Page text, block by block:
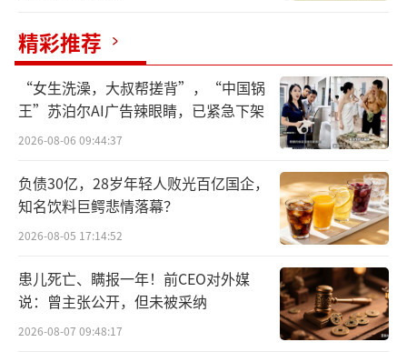
司正在筹划的重大资产重组。通过本次交易，
公司的主业，将从当前的医药切换至具有更强
科技属性、更有成长潜力的芯片赛道。
8月27日盘后，公司披露相关公告，筹划重
大资产重组并停牌。但奇怪的是，27日当天，
双成药业的股票就突然来了一波大行情，收盘
大涨9.21%。
而将时间线进一步拉长，多年业绩不佳的
双成药业，却在一段时间，表现出了远优于大
盘和行业整体的势头。
精彩推荐
“女生洗澡，大叔帮搓背”，“中国锅
王”苏泊尔AI广告辣眼睛，已紧急下架
2026-08-06 09:44:37
负债30亿，28岁年轻人败光百亿国企，
知名饮料巨鳄悲情落幕？
2026-08-05 17:14:52
患儿死亡、瞒报一年！前CEO对外媒
说：曾主张公开，但未被采纳
2026-08-07 09:48:17